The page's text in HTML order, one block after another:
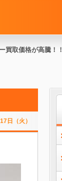
買取価格が高騰！！
今高い！2018
日（火）